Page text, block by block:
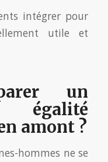
intégrer pour
utile et
un
amont ?
hommes ne se